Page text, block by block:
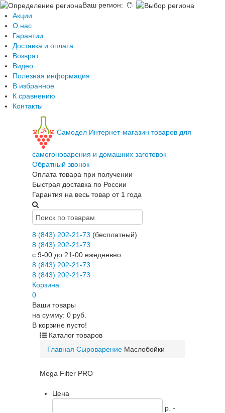
Ваш регион:
Акции
О нас
Гарантии
Доставка и оплата
Возврат
Видео
Полезная информация
В избранное
К сравнению
Контакты
Самодел Интернет-магазин товаров для
самогоноварения и домашних заготовок
Обратный звонок
Оплата товара при получении
Быстрая доставка по России
Гарантия на весь товар от 1 года
8 (843) 202-21-73 (бесплатный)
8 (843) 202-21-73
c 9-00 до 21-00 ежедневно
8 (843) 202-21-73
8 (843) 202-21-73
Корзина:
0
Ваши товары
на сумму: 0 руб.
В корзине пусто!
Каталог товаров
Главная Сыроварение Маслобойки
Mega Filter PRO
Цена
p. -